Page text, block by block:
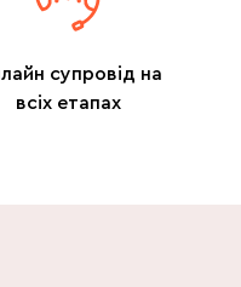
супровід на
всіх етапах